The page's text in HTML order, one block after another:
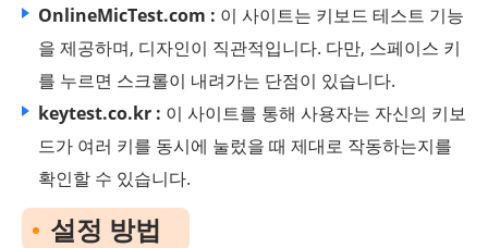
OnlineMicTest.com : 이 사이트는 키보드 테스트 기능
을 제공하며, 디자인이 직관적입니다. 다만, 스페이스 키
를 누르면 스크롤이 내려가는 단점이 있습니다.
keytest.co.kr : 이 사이트를 통해 사용자는 자신의 키보
드가 여러 키를 동시에 눌렀을 때 제대로 작동하는지를
확인할 수 있습니다.
설정 방법